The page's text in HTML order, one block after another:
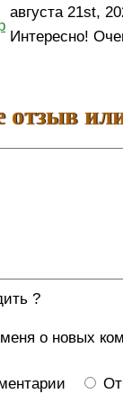
августа 21st,
Интересно!
?
о новых